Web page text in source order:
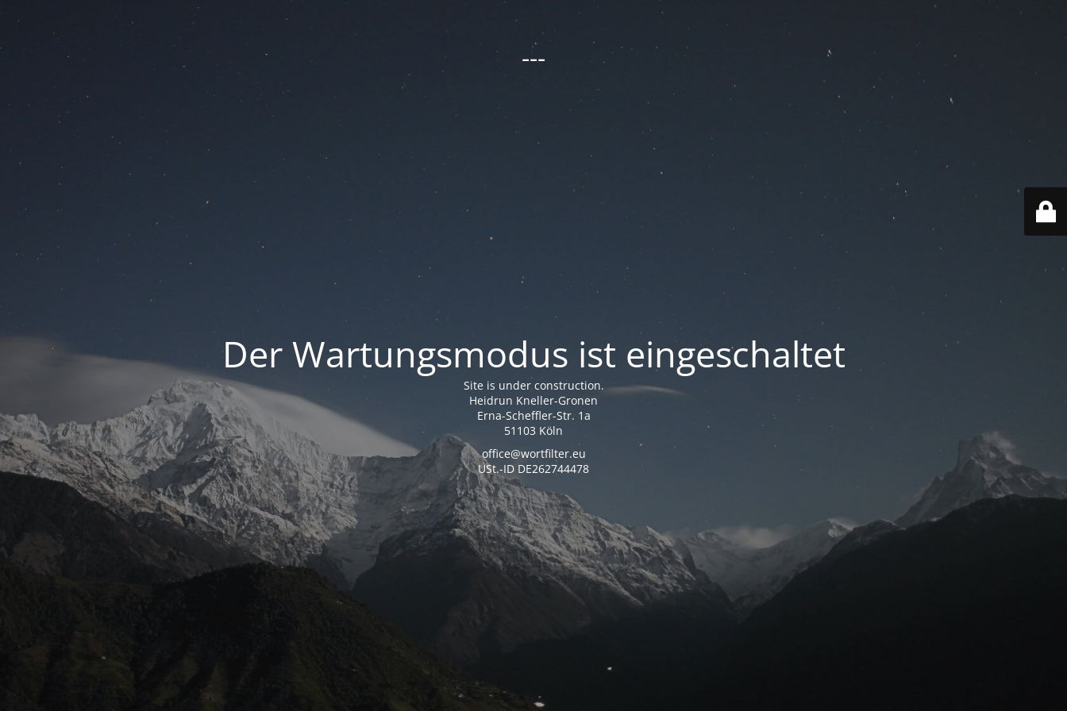
---
Der Wartungsmodus ist eingeschaltet
Site is under construction.
Heidrun Kneller-Gronen
Erna-Scheffler-Str. 1a
51103 Köln
office@wortfilter.eu
USt.-ID DE262744478